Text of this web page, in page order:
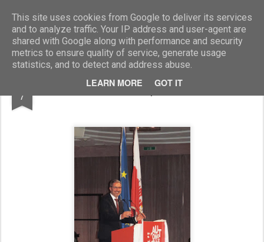
This site uses cookies from Google to deliver its services
and to analyze traffic. Your IP address and user-agent are
shared with Google along with performance and security
metrics to ensure quality of service, generate usage
statistics, and to detect and address abuse.
LEARN MORE GOT IT
Marcellino Radogna - Fotonotizie per la stampa
7 Arno Kompatscher